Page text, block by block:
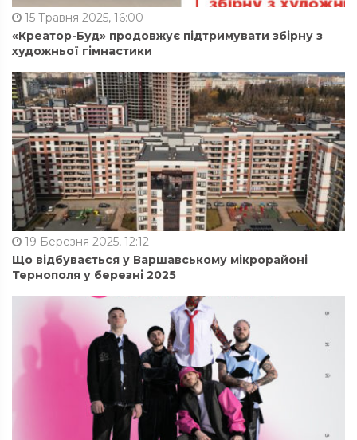
15 Травня 2025, 16:00
«Креатор-Буд» продовжує підтримувати збірну з
художньої гімнастики
19 Березня 2025, 12:12
Що відбувається у Варшавському мікрорайоні
Тернополя у березні 2025